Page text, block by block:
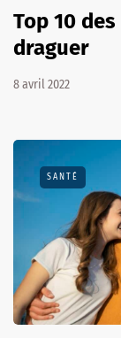
Top 10
draguer
8 avril 2022
SANTÉ